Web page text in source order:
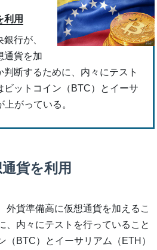
利用
行が、
通貨を加
判断するために、内々にテスト
ビットコイン（BTC）とイーサ
がっている。
貨を利用
外貨準備高に仮想通貨を加えるこ
、内々にテストを行っていること
（BTC）とイーサリアム（ETH）